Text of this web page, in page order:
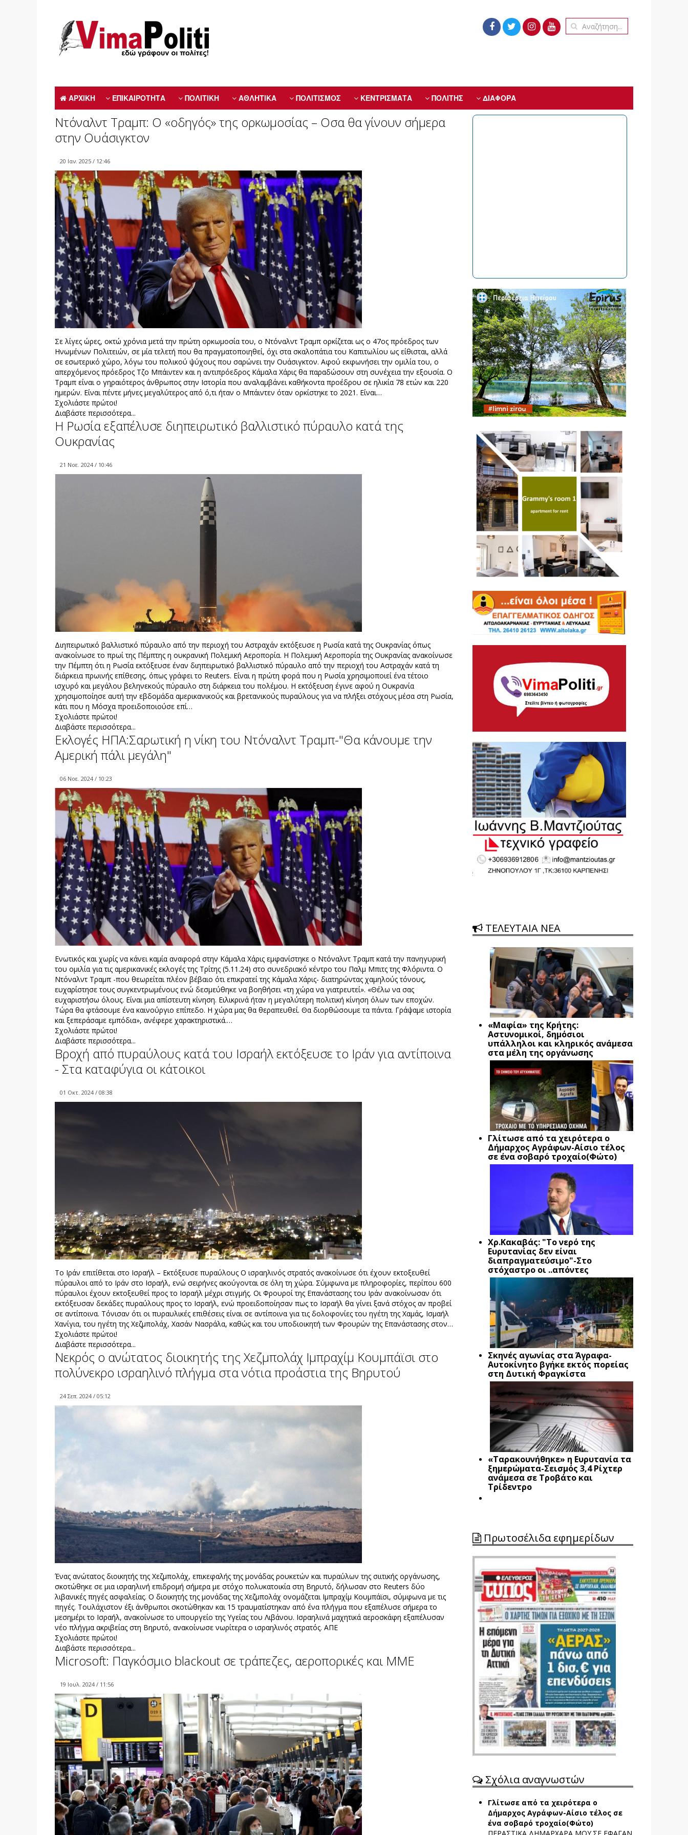
ΑΡΧΙΚΗ ΕΠΙΚΑΙΡΟΤΗΤΑ ΠΟΛΙΤΙΚΗ ΑΘΛΗΤΙΚΑ ΠΟΛΙΤΙΣΜΟΣ ΚΕΝΤΡΙΣΜΑΤΑ ΠΟΛΙΤΗΣ ΔΙΑΦΟΡΑ
Ντόναλντ Τραμπ: Ο «οδηγός» της ορκωμοσίας – Οσα θα γίνουν σήμερα
στην Ουάσιγκτον
20 Ιαν. 2025 / 12:46
Σε λίγες ώρες, οκτώ χρόνια μετά την πρώτη ορκωμοσία του, ο Ντόναλντ Τραμπ ορκίζεται ως ο 47ος πρόεδρος των
Ηνωμένων Πολιτειών, σε μία τελετή που θα πραγματοποιηθεί, όχι στα σκαλοπάτια του Καπιτωλίου ως είθισται, αλλά
σε εσωτερικό χώρο, λόγω του πολικού ψύχους που σαρώνει την Ουάσιγκτον. Αφού εκφωνήσει την ομιλία του, ο
απερχόμενος πρόεδρος Τζο Μπάιντεν και η αντιπρόεδρος Κάμαλα Χάρις θα παραδώσουν στη συνέχεια την εξουσία. Ο
Τραμπ είναι ο γηραιότερος άνθρωπος στην Ιστορία που αναλαμβάνει καθήκοντα προέδρου σε ηλικία 78 ετών και 220
ημερών. Είναι πέντε μήνες μεγαλύτερος από ό,τι ήταν ο Μπάιντεν όταν ορκίστηκε το 2021. Είναι…
Σχολιάστε πρώτοι!
Διαβάστε περισσότερα...
H Ρωσία εξαπέλυσε διηπειρωτικό βαλλιστικό πύραυλο κατά της
Ουκρανίας
21 Νοε. 2024 / 10:46
Διηπειρωτικό βαλλιστικό πύραυλο από την περιοχή του Αστραχάν εκτόξευσε η Ρωσία κατά της Ουκρανίας όπως
ανακοίνωσε το πρωί της Πέμπτης η ουκρανική Πολεμική Αεροπορία. Η Πολεμική Αεροπορία της Ουκρανίας ανακοίνωσε
την Πέμπτη ότι η Ρωσία εκτόξευσε έναν διηπειρωτικό βαλλιστικό πύραυλο από την περιοχή του Αστραχάν κατά τη
διάρκεια πρωινής επίθεσης, όπως γράφει το Reuters. Είναι η πρώτη φορά που η Ρωσία χρησιμοποιεί ένα τέτοιο
ισχυρό και μεγάλου βεληνεκούς πύραυλο στη διάρκεια του πολέμου. Η εκτόξευση έγινε αφού η Ουκρανία
χρησιμοποίησε αυτή την εβδομάδα αμερικανικούς και βρετανικούς πυραύλους για να πλήξει στόχους μέσα στη Ρωσία,
κάτι που η Μόσχα προειδοποιούσε επί…
Σχολιάστε πρώτοι!
Διαβάστε περισσότερα...
Εκλογές ΗΠΑ:Σαρωτική η νίκη του Ντόναλντ Τραμπ-"Θα κάνουμε την
Αμερική πάλι μεγάλη"
06 Νοε. 2024 / 10:23
Ενωτικός και χωρίς να κάνει καμία αναφορά στην Κάμαλα Χάρις εμφανίστηκε ο Ντόναλντ Τραμπ κατά την πανηγυρική
του ομιλία για τις αμερικανικές εκλογές της Τρίτης (5.11.24) στο συνεδριακό κέντρο του Παλμ Μπιτς της Φλόριντα. Ο
Ντόναλντ Τραμπ -που θεωρείται πλέον βέβαιο ότι επικρατεί της Κάμαλα Χάρις- διατηρώντας χαμηλούς τόνους,
ευχαρίστησε τους συγκεντρωμένους ενώ δεσμεύθηκε να βοηθήσει «τη χώρα να γιατρευτεί». «Θέλω να σας
ευχαριστήσω όλους. Είναι μια απίστευτη κίνηση. Ειλικρινά ήταν η μεγαλύτερη πολιτική κίνηση όλων των εποχών.
Τώρα θα φτάσουμε ένα καινούργιο επίπεδο. Η χώρα μας θα θεραπευθεί. Θα διορθώσουμε τα πάντα. Γράψαμε ιστορία
και ξεπεράσαμε εμπόδια», ανέφερε χαρακτηριστικά.…
Σχολιάστε πρώτοι!
Διαβάστε περισσότερα...
Βροχή από πυραύλους κατά του Ισραήλ εκτόξευσε το Ιράν για αντίποινα
- Στα καταφύγια οι κάτοικοι
01 Οκτ. 2024 / 08:38
Το Ιράν επιτίθεται στο Ισραήλ – Εκτόξευσε πυραύλους Ο ισραηλινός στρατός ανακοίνωσε ότι έχουν εκτοξευθεί
πύραυλοι από το Ιράν στο Ισραήλ, ενώ σειρήνες ακούγονται σε όλη τη χώρα. Σύμφωνα με πληροφορίες, περίπου 600
πύραυλοι έχουν εκτοξευθεί προς το Ισραήλ μέχρι στιγμής. Οι Φρουροί της Επανάστασης του Ιράν ανακοίνωσαν ότι
εκτόξευσαν δεκάδες πυραύλους προς το Ισραήλ, ενώ προειδοποίησαν πως το Ισραήλ θα γίνει ξανά στόχος αν προβεί
σε αντίποινα. Τόνισαν ότι οι πυραυλικές επιθέσεις είναι σε αντίποινα για τις δολοφονίες του ηγέτη της Χαμάς, Ισμαήλ
Χανίγια, του ηγέτη της Χεζμπολάχ, Χασάν Νασράλα, καθώς και του υποδιοικητή των Φρουρών της Επανάστασης στον…
Σχολιάστε πρώτοι!
Διαβάστε περισσότερα...
Νεκρός ο ανώτατος διοικητής της Χεζμπολάχ Ιμπραχίμ Κουμπάϊσι στο
πολύνεκρο ισραηλινό πλήγμα στα νότια προάστια της Βηρυτού
24 Σεπ. 2024 / 05:12
Ένας ανώτατος διοικητής της Χεζμπολάχ, επικεφαλής της μονάδας ρουκετών και πυραύλων της σιιτικής οργάνωσης,
σκοτώθηκε σε μια ισραηλινή επιδρομή σήμερα με στόχο πολυκατοικία στη Βηρυτό, δήλωσαν στο Reuters δύο
λιβανικές πηγές ασφαλείας. Ο διοικητής της μονάδας της Χεζμπολάχ ονομάζεται Ιμπραχίμ Κουμπάϊσι, σύμφωνα με τις
πηγές. Τουλάχιστον έξι άνθρωποι σκοτώθηκαν και 15 τραυματίστηκαν από ένα πλήγμα που εξαπέλυσε σήμερα το
μεσημέρι το Ισραήλ, ανακοίνωσε το υπουργείο της Υγείας του Λιβάνου. Ισραηλινά μαχητικά αεροσκάφη εξαπέλυσαν
νέο πλήγμα ακριβείας στη Βηρυτό, ανακοίνωσε νωρίτερα ο ισραηλινός στρατός. AΠΕ
Σχολιάστε πρώτοι!
Διαβάστε περισσότερα...
Microsoft: Παγκόσμιο blackout σε τράπεζες, αεροπορικές και ΜΜΕ
19 Ιουλ. 2024 / 11:56
ΤΕΛΕΥΤΑΙΑ ΝΕΑ
«Μαφία» της Κρήτης:
Αστυνομικοί, δημόσιοι
υπάλληλοι και κληρικός ανάμεσα
στα μέλη της οργάνωσης
Γλίτωσε από τα χειρότερα ο
Δήμαρχος Αγράφων-Αίσιο τέλος
σε ένα σοβαρό τροχαίο(Φώτο)
Xρ.Κακαβάς: "Το νερό της
Ευρυτανίας δεν είναι
διαπραγματεύσιμο"-Στο
στόχαστρο οι ..απόντες
Σκηνές αγωνίας στα Άγραφα-
Αυτοκίνητο βγήκε εκτός πορείας
στη Δυτική Φραγκίστα
«Ταρακουνήθηκε» η Ευρυτανία τα
ξημερώματα-Σεισμός 3,4 Ρίχτερ
ανάμεσα σε Τροβάτο και
Τρίδεντρο
Πρωτοσέλιδα εφημερίδων
Σχόλια αναγνωστών
Γλίτωσε από τα χειρότερα ο
Δήμαρχος Αγράφων-Αίσιο τέλος σε
ένα σοβαρό τροχαίο(Φώτο)